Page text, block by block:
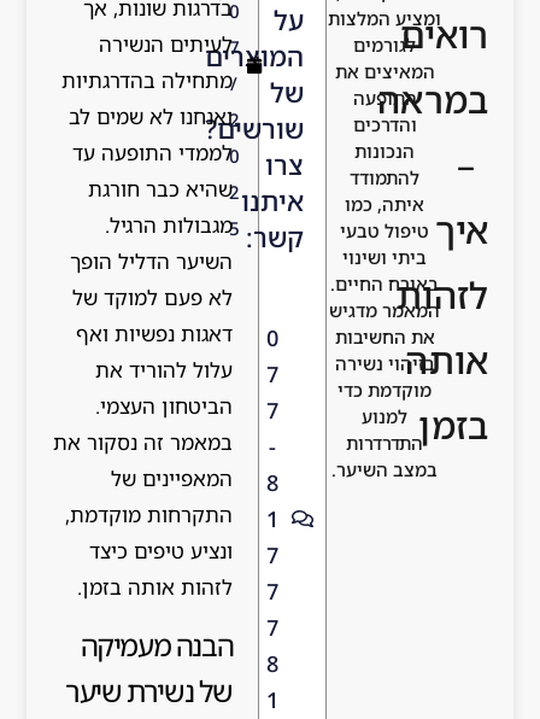
רואים
במראה
–
איך
לזהות
אותה
בזמן
ומציע המלצות
לגורמים
המאיצים את
התופעה
והדרכים
הנכונות
להתמודד
איתה, כמו
טיפול טבעי
ביתי ושינוי
באורח החיים.
המאמר מדגיש
את החשיבות
בזיהוי נשירה
מוקדמת כדי
למנוע
התדרדרות
במצב השיער.
על
המוצרים
של
שורשים?
צרו
איתנו
קשר:
0
7
7
-
8
1
7
7
7
8
1
0
7
/
2
0
2
5
בדרגות שונות, אך
לעיתים הנשירה
מתחילה בהדרגתיות
ואנחנו לא שמים לב
לממדי התופעה עד
שהיא כבר חורגת
מגבולות הרגיל.
השיער הדליל הופך
לא פעם למוקד של
דאגות נפשיות ואף
עלול להוריד את
הביטחון העצמי.
במאמר זה נסקור את
המאפיינים של
התקרחות מוקדמת,
ונציע טיפים כיצד
לזהות אותה בזמן.
הבנה מעמיקה
של נשירת שיער